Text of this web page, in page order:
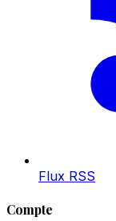
Flux RSS
Compte